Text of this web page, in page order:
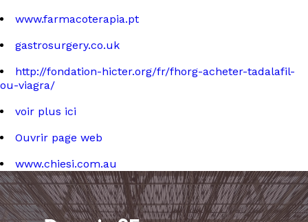
www.farmacoterapia.pt
gastrosurgery.co.uk
http://fondation-hicter.org/fr/fhorg-acheter-tadalafil-
ou-viagra/
voir plus ici
Ouvrir page web
www.chiesi.com.au